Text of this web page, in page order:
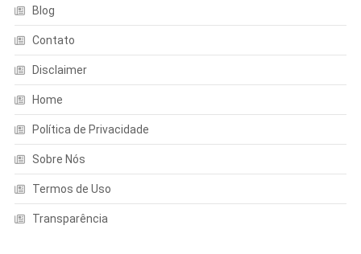
Blog
Contato
Disclaimer
Home
Política de Privacidade
Sobre Nós
Termos de Uso
Transparência